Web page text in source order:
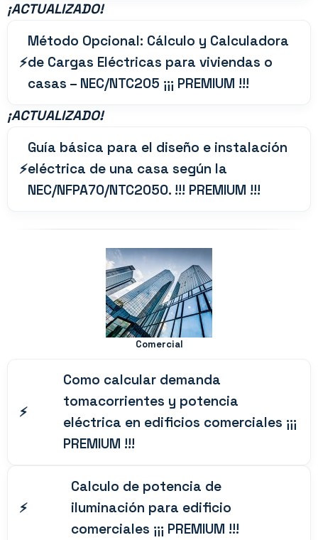
¡ACTUALIZADO!
Método Opcional: Cálculo y Calculadora
de Cargas Eléctricas para viviendas o
casas – NEC/NTC205 ¡¡¡ PREMIUM !!!
¡ACTUALIZADO!
Guía básica para el diseño e instalación
eléctrica de una casa según la
NEC/NFPA70/NTC2050. !!! PREMIUM !!!
Comercial
Como calcular demanda
tomacorrientes y potencia
eléctrica en edificios comerciales ¡¡¡
PREMIUM !!!
Calculo de potencia de
iluminación para edificio
comerciales ¡¡¡ PREMIUM !!!